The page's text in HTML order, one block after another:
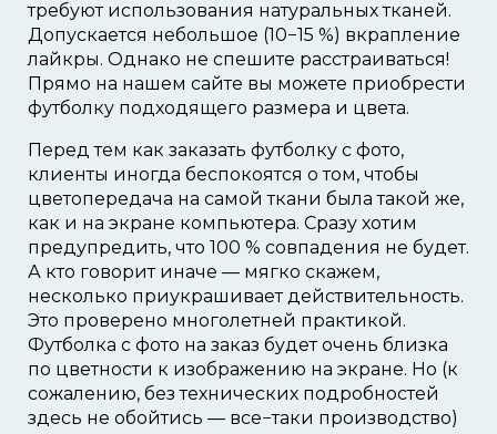
требуют использования натуральных тканей.
Допускается небольшое (10−15 %) вкрапление
лайкры. Однако не спешите расстраиваться!
Прямо на нашем сайте вы можете приобрести
футболку подходящего размера и цвета.
Перед тем как заказать футболку с фото,
клиенты иногда беспокоятся о том, чтобы
цветопередача на самой ткани была такой же,
как и на экране компьютера. Сразу хотим
предупредить, что 100 % совпадения не будет.
А кто говорит иначе — мягко скажем,
несколько приукрашивает действительность.
Это проверено многолетней практикой.
Футболка с фото на заказ будет очень близка
по цветности к изображению на экране. Но (к
сожалению, без технических подробностей
здесь не обойтись — все−таки производство)